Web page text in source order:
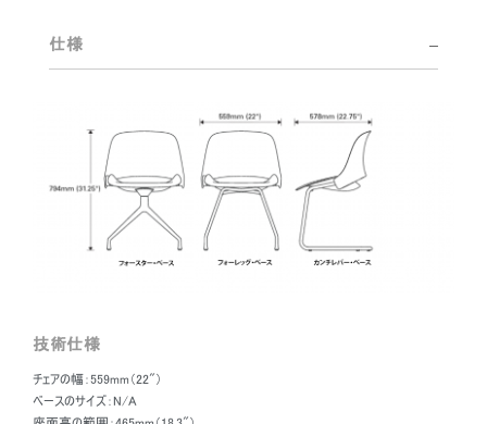
マークデザインスクール（Danmarks Designskole）でインテリアおよび家具
of the Year）に指名されました。ボーリグの年間最優秀国際デザイナー
賞（Bolig’s International Designer of the Year Award）に2度ノミネー
トされています。グローバルな経験も積んでおり英国ではトム・ディクソンの
デザインスタジオ（Tom Dixon's Design Studio）を率いフランスのデザイン
スクールl'ESADではデザイン学教授（Professor of Design）を務めスカン
ジナビアの高級ブランドジョージジェンセン（Georg Jensen）にはクリエーテ
ィブ・ディレクターとして務めました。
しました。
仕様
技術仕様
チェアの幅：559mm（22"）
ベースのサイズ：N/A